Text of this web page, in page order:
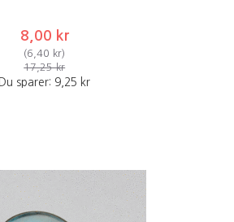
8,00 kr
(6,40 kr)
17,25 kr
Du sparer: 9,25 kr